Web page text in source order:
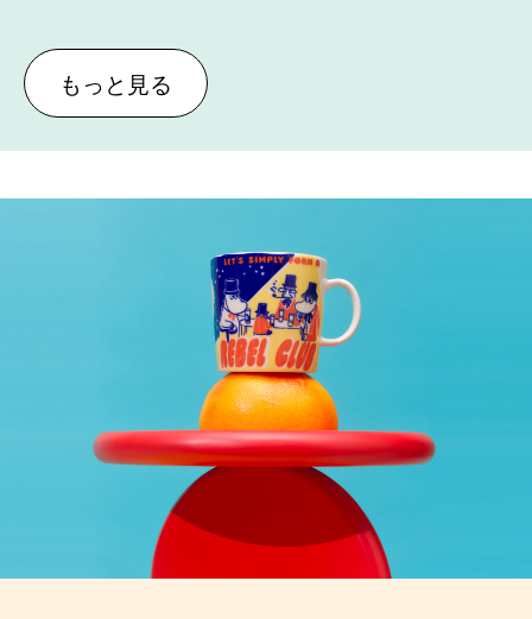
もっと見る